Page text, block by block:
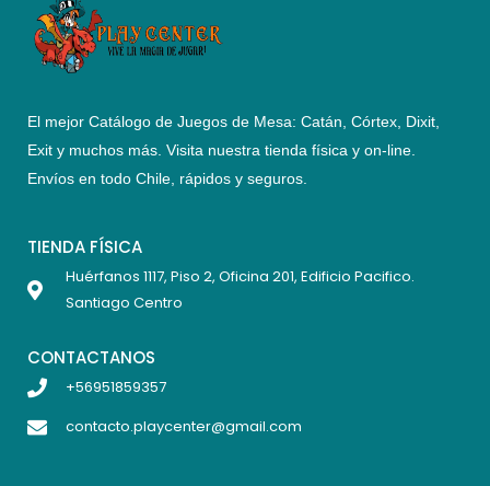
El mejor Catálogo de Juegos de Mesa: Catán, Córtex, Dixit,
Exit y muchos más. Visita nuestra tienda física y on-line.
Envíos en todo Chile, rápidos y seguros
TIENDA FÍSICA
Huérfanos 1117, Piso 2, Oficina 201, Edificio Pacifico.
Santiago Centro
CONTACTANOS
+56951859357
contacto.playcenter@gmail.com